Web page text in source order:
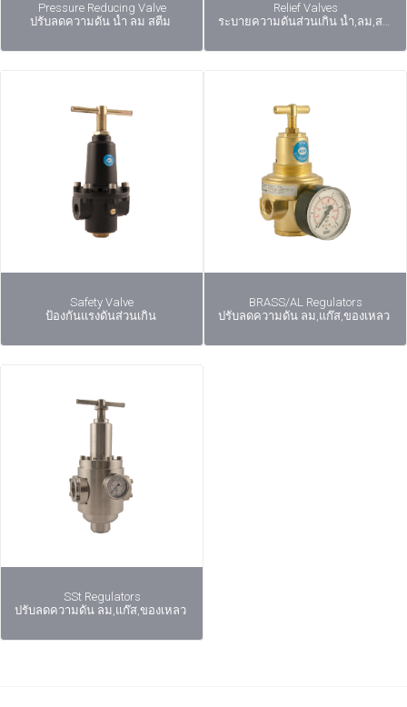
Pressure Reducing Valve
ปรับลดความดัน น้ำ ลม สตีม
Relief Valves
ระบายความดันส่วนเกิน น้ำ,ลม,สตีม
Safety Valve
ป้องกันแรงดันส่วนเกิน
BRASS/AL Regulators
ปรับลดความดัน ลม,แก๊ส,ของเหลว
SSt Regulators
ปรับลดความดัน ลม,แก๊ส,ของเหลว